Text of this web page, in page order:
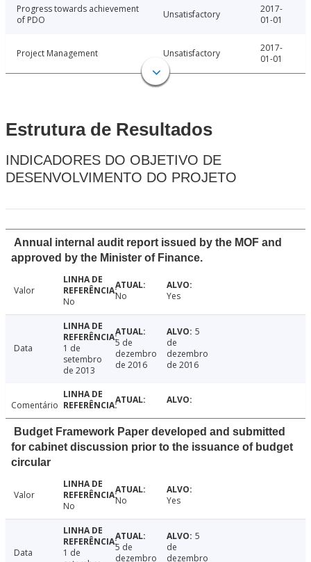
Progress towards achievement
of PDO
Unsatisfactory
2017-
01-01
Project Management Unsatisfactory
2017-
01-01
Estrutura de Resultados
INDICADORES DO OBJETIVO DE
DESENVOLVIMENTO DO PROJETO
Annual internal audit report issued by the MOF and
approved by the Minister of Finance.
Valor
No
No Yes
Data
1 de
setembro
de 2013
5 de
dezembro
de 2016
5
de
dezembro
de 2016
Comentário
Budget Framework Paper developed and submitted
for cabinet discussion prior to the issuance of budget
circular
Valor
No
No Yes
Data
1 de
5 de
dezembro
5
de
dezembro